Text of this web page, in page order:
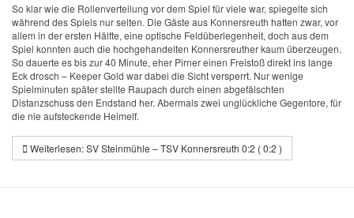
So klar wie die Rollenverteilung vor dem Spiel für viele war, spiegelte sich
während des Spiels nur selten. Die Gäste aus Konnersreuth hatten zwar, vor
allem in der ersten Hälfte, eine optische Feldüberlegenheit, doch aus dem
Spiel konnten auch die hochgehandelten Konnersreuther kaum überzeugen.
So dauerte es bis zur 40 Minute, eher Pirner einen Freistoß direkt ins lange
Eck drosch – Keeper Gold war dabei die Sicht versperrt. Nur wenige
Spielminuten später stellte Raupach durch einen abgefälschten
Distanzschuss den Endstand her. Abermals zwei unglückliche Gegentore, für
die nie aufsteckende Heimelf.
Weiterlesen: SV Steinmühle – TSV Konnersreuth 0:2 ( 0:2 )